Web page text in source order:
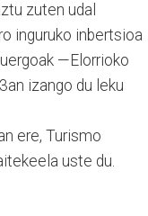
zuten udal
inguruko inbertsioa
—Elorrioko
izango du leku
ere, Turismo
uste du.